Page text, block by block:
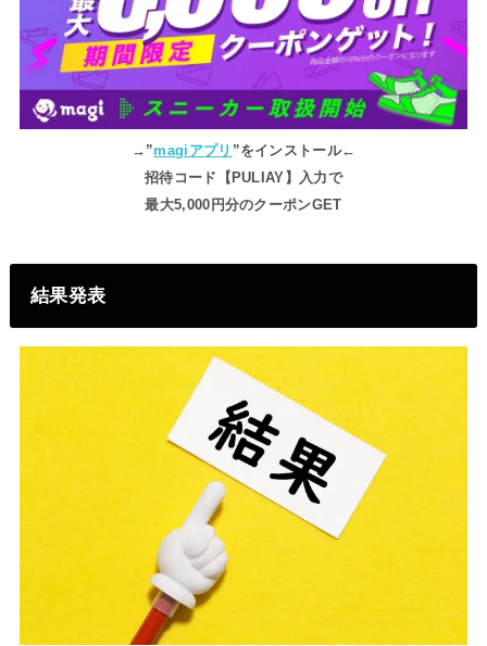
→”magiアプリ ”をインストール←
招待コード【PULIAY】入力で
最大5,000円分のクーポンGET
結果発表